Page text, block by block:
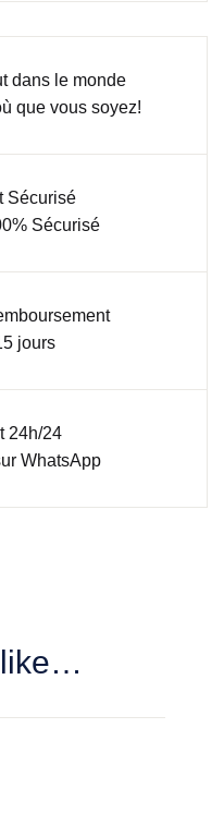
dans le monde
que vous soyez!
Sécurisé
Sécurisé
jours
24h/24
WhatsApp
like…